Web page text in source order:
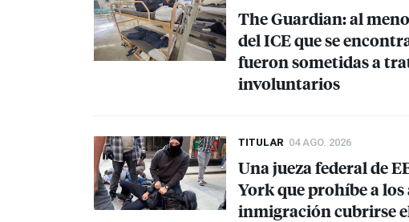
The Guardian: al
delICEque se
fueron sometidas a
involuntarios
TITULAR 04 AGO. 2026
Una jueza federal de
York que prohíbe a los
inmigración cubrirse